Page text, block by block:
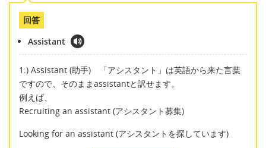
回答
Assistant
1.) Assistant (助手) 「アシスタント」は英語から来た言葉
ですので、そのままassistantと訳せます。
例えば、
Recruiting an assistant (アシスタント募集)
Looking for an assistant (アシスタントを探しています)